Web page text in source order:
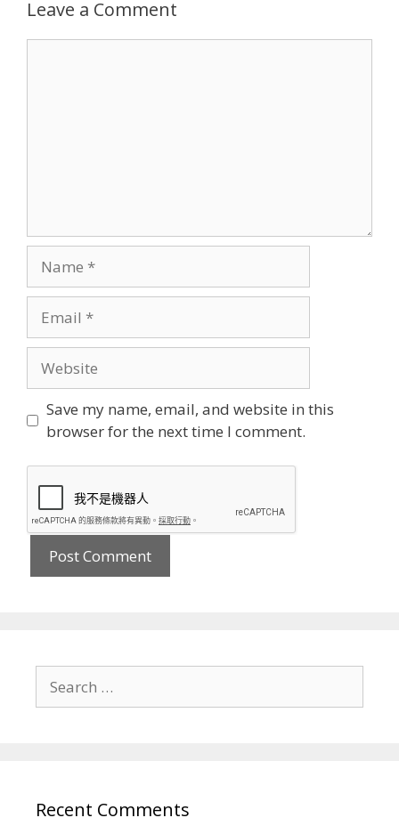
Leave a Comment
Save my name, email, and website in this
browser for the next time I comment.
for:
Recent Comments